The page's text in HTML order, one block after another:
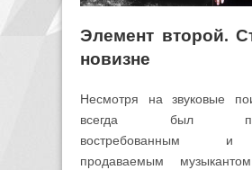
Элемент второй.
новизне
Несмотря на звуковые
всегда был
востребованным
продаваемым